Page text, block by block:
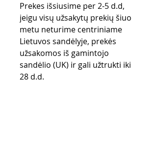
Prekes išsiusime per 2-5 d.d,
jeigu visų užsakytų prekių šiuo
metu neturime centriniame
Lietuvos sandėlyje, prekės
užsakomos iš gamintojo
sandėlio (UK) ir gali užtrukti iki
28 d.d.